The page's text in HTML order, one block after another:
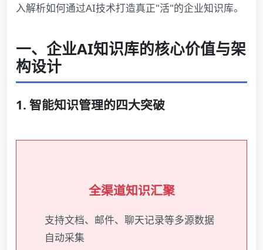
入解析如何通过AI技术打造真正"活"的企业知识库。
一、企业AI知识库的核心价值与架
构设计
1. 智能知识管理的四大突破
全渠道知识汇聚
支持文档、邮件、聊天记录等多源数据
自动采集